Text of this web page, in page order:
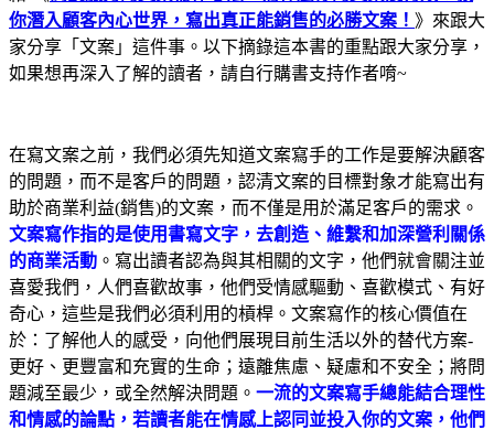
你潛入顧客內心世界，寫出真正能銷售的必勝文案！ 》來跟大
家分享「文案」這件事。以下摘錄這本書的重點跟大家分享，
如果想再深入了解的讀者，請自行購書支持作者唷~
在寫文案之前，我們必須先知道文案寫手的工作是要解決顧客
的問題，而不是客戶的問題，認清文案的目標對象才能寫出有
助於商業利益(銷售)的文案，而不僅是用於滿足客戶的需求。
文案寫作指的是使用書寫文字，去創造、維繫和加深營利關係
的商業活動 。寫出讀者認為與其相關的文字，他們就會關注並
喜愛我們，人們喜歡故事，他們受情感驅動、喜歡模式、有好
奇心，這些是我們必須利用的槓桿。文案寫作的核心價值在
於：了解他人的感受，向他們展現目前生活以外的替代方案-
更好、更豐富和充實的生命；遠離焦慮、疑慮和不安全；將問
題減至最少，或全然解決問題。 一流的文案寫手總能結合理性
和情感的論點，若讀者能在情感上認同並投入你的文案，他們